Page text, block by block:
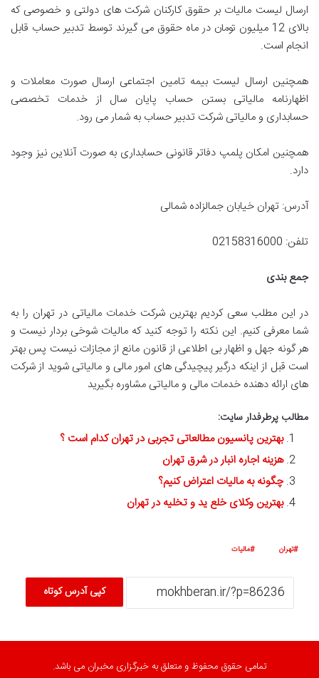
ارسال لیست مالیات بر حقوق کارکنان شرکت های دولتی و خصوصی که
بالای 12 میلیون تومان در ماه حقوق می گیرند توسط تدبیر حساب قابل
انجام است.
همچنین ارسال لیست بیمه تامین اجتماعی ارسال صورت معاملات و
اظهارنامه مالیاتی بستن حساب پایان سال از خدمات تخصصی
حسابداری و مالیاتی شرکت تدبیر حساب به شمار می رود.
همچنین امکان پلمپ دفاتر قانونی حسابداری به صورت آنلاین نیز وجود
دارد.
آدرس: تهران خیابان جمالزاده شمالی
تلفن: 02158316000
جمع بندی
در این مطلب سعی کردیم بهترین شرکت خدمات مالیاتی در تهران را به
شما معرفی کنیم. این نکته را توجه کنید که مالیات شوخی بردار نیست و
هر گونه جهل و اظهار بی اطلاعی از قانون مانع از مجازات نیست پس بهتر
است قبل از اینکه درگیر پیچیدگی های امور مالی و مالیاتی شوید از شرکت
های ارائه دهنده خدمات مالی و مالیاتی مشاوره بگیرید
مطالب پرطرفدار سایت:
بهترین پانسیون مطالعاتی تجربی در تهران کدام است ؟
هزینه اجاره انبار در شرق تهران
چگونه به مالیات اعتراض کنیم؟
بهترین وکلای خلع ید و تخلیه در تهران
تهران مالیات
کپی آدرس کوتاه
تمامی حقوق محفوظ و متعلق به خبرگزاری مخبران می باشد.